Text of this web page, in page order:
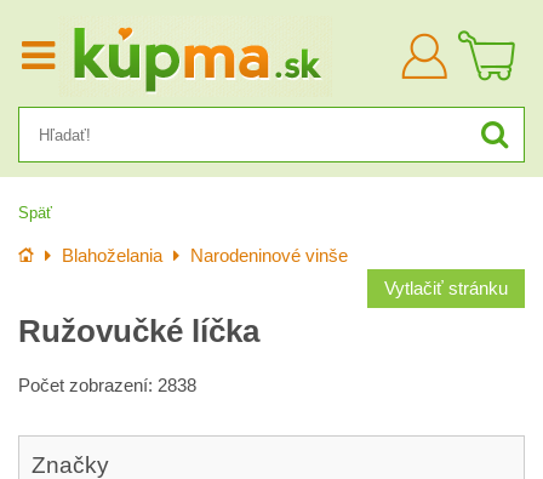
Prihlásiť
sa
Späť
Úvod Blahoželania
Narodeninové vinše
Vytlačiť stránku
Ružovučké líčka
Počet zobrazení: 2838
Značky